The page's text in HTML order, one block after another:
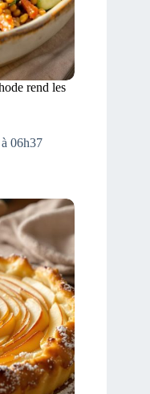
rend les
06h37